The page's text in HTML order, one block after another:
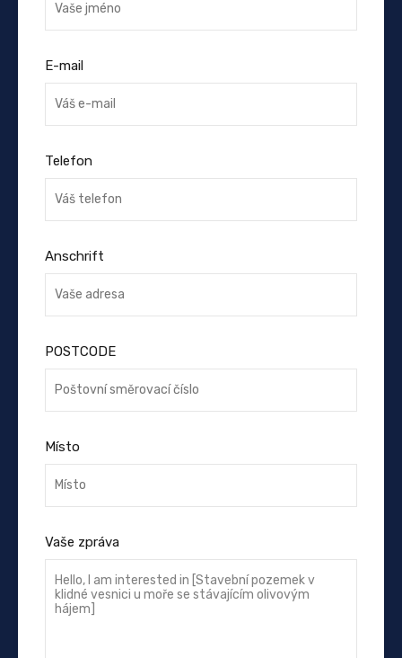
E-mail
Telefon
Anschrift
POSTCODE
Místo
Vaše zpráva